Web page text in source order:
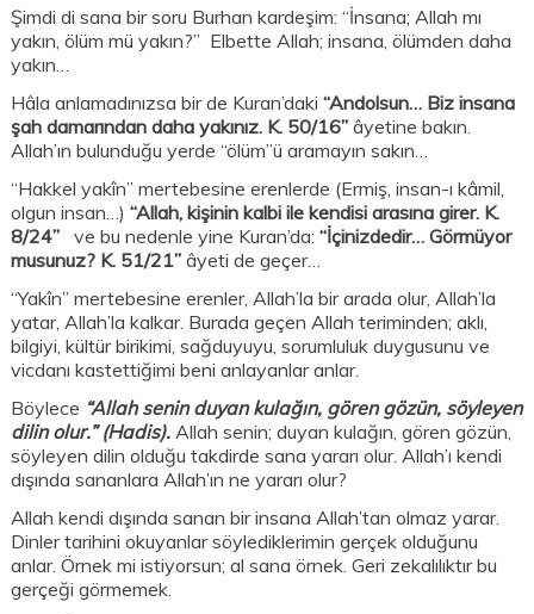
Şimdi di sana bir soru Burhan kardeşim: “İnsana; Allah mı
yakın, ölüm mü yakın?” Elbette Allah; insana, ölümden daha
yakın…
Hâla anlamadınızsa bir de Kuran’daki“Andolsun… Biz insana
şah damarından daha yakınız. K. 50/16” âyetine bakın.
Allah’ın bulunduğu yerde “ölüm”ü aramayın sakın…
“Hakkel yakîn” mertebesine erenlerde (Ermiş, insan-ı kâmil,
olgun insan…)“Allah, kişinin kalbi ile kendisi arasına girer. K.
8/24” ve bu nedenle yine Kuran’da:“İçinizdedir… Görmüyor
musunuz? K. 51/21” âyeti de geçer…
“Yakîn” mertebesine erenler, Allah’la bir arada olur, Allah’la
yatar, Allah’la kalkar. Burada geçen Allah teriminden; aklı,
bilgiyi, kültür birikimi, sağduyuyu, sorumluluk duygusunu ve
vicdanı kastettiğimi beni anlayanlar anlar.
Böylece “Allah senin duyan kulağın, gören gözün, söyleyen
dilin olur.” (Hadis). Allah senin; duyan kulağın, gören gözün,
söyleyen dilin olduğu takdirde sana yararı olur. Allah’ı kendi
dışında sananlara Allah’ın ne yararı olur?
Allah kendi dışında sanan bir insana Allah’tan olmaz yarar.
Dinler tarihini okuyanlar söylediklerimin gerçek olduğunu
anlar. Örnek mi istiyorsun; al sana örnek. Geri zekalılıktır bu
gerçeği görmemek.